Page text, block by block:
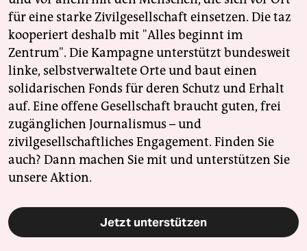
für eine starke Zivilgesellschaft einsetzen. Die taz
kooperiert deshalb mit "Alles beginnt im
Zentrum". Die Kampagne unterstützt bundesweit
linke, selbstverwaltete Orte und baut einen
solidarischen Fonds für deren Schutz und Erhalt
auf. Eine offene Gesellschaft braucht guten, frei
zugänglichen Journalismus – und
zivilgesellschaftliches Engagement. Finden Sie
auch? Dann machen Sie mit und unterstützen Sie
unsere Aktion.
Jetzt unterstützen